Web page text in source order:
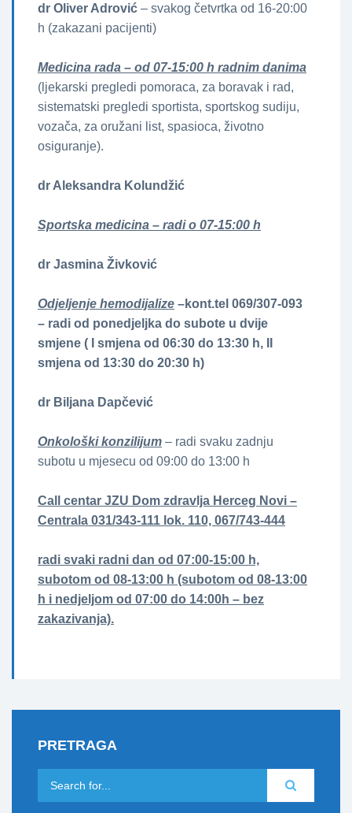
dr Oliver Adrović – svakog četvrtka od 16-20:00
h (zakazani pacijenti)
Medicina rada – od 07-15:00 h radnim danima
(ljekarski pregledi pomoraca, za boravak i rad,
sistematski pregledi sportista, sportskog sudiju,
vozača, za oružani list, spasioca, životno
osiguranje).
dr Aleksandra Kolundžić
Sportska medicina – radi o 07-15:00 h
dr Jasmina Živković
Odjeljenje hemodijalize –kont.tel 069/307-093
– radi od ponedjeljka do subote u dvije
smjene ( I smjena od 06:30 do 13:30 h, II
smjena od 13:30 do 20:30 h)
dr Biljana Dapčević
Onkološki konzilijum – radi svaku zadnju
subotu u mjesecu od 09:00 do 13:00 h
Call centar JZU Dom zdravlja Herceg Novi –
Centrala 031/343-111 lok. 110, 067/743-444
radi svaki radni dan od 07:00-15:00 h,
subotom od 08-13:00 h (subotom od 08-13:00
h i nedjeljom od 07:00 do 14:00h – bez
zakazivanja).
PRETRAGA